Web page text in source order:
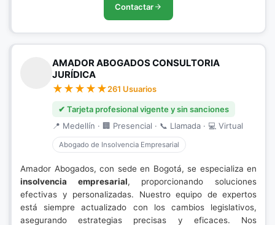
Contactar
AMADOR ABOGADOS CONSULTORIA
JURÍDICA
261 Usuarios
✔ Tarjeta profesional vigente y sin sanciones
📍 Medellín · 🏢 Presencial · 📞 Llamada · 💻 Virtual
Abogado de Insolvencia Empresarial
Amador Abogados, con sede en Bogotá, se especializa en
insolvencia empresarial, proporcionando soluciones
efectivas y personalizadas. Nuestro equipo de expertos
está siempre actualizado con los cambios legislativos,
asegurando estrategias precisas y eficaces. Nos